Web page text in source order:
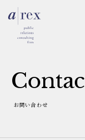
Contac
お問い合わせ